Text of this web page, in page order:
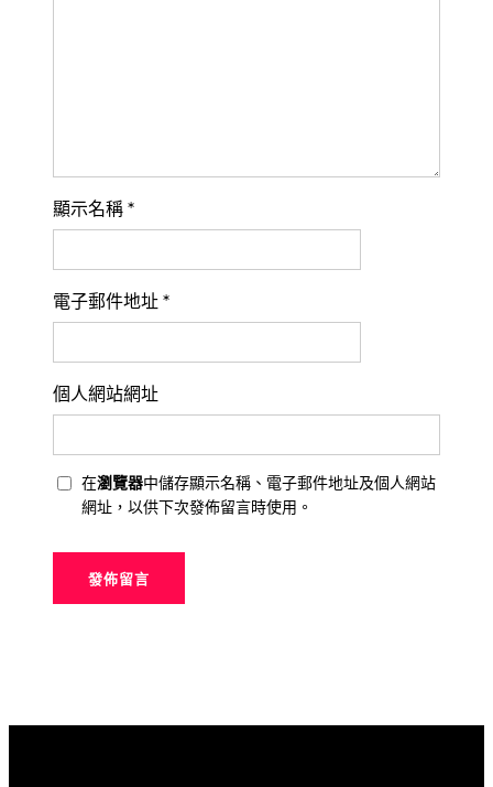
顯示名稱 *
電子郵件地址 *
個人網站網址
在瀏覽器中儲存顯示名稱、電子郵件地址及個人網站
網址，以供下次發佈留言時使用。